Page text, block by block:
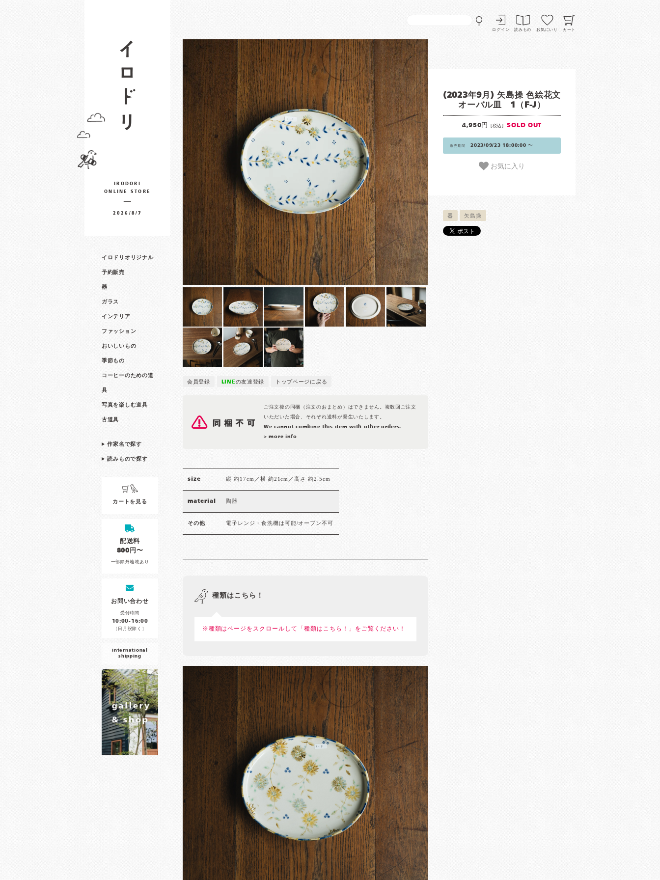
ログイン 読みもの お気にいり カート
IRODORI
ONLINE STORE
2026/8/7
イロドリオリジナル
予約販売
器
ガラス
インテリア
ファッション
おいしいもの
季節もの
コーヒーのための道
具
写真を楽しむ道具
古道具
作家名で探す
読みもので探す
カートを見る
配送料
800円〜
一部除外地域あり
お問い合わせ
受付時間
10:00-16:00
［日月祝除く］
international
shipping
会員登録 LINEの友達登録 トップページに戻る
ご注文後の同梱（注文のおまとめ）はできません。複数回ご注文
いただいた場合、それぞれ送料が発生いたします。
We cannot combine this item with other orders.
> more info
(2023年9月) 矢島操 色絵花文
オーバル皿 1（F-J）
4,950円 [税込] SOLD OUT
販売期間 2023/09/23 18:00:00 〜
お気に入り
器 矢島操
size 縦 約17cm／横 約21cm／高さ 約2.5cm
material 陶器
その他 電子レンジ・食洗機は可能/オーブン不可
種類はこちら！
※種類はページをスクロールして「種類はこちら！」をご覧ください！